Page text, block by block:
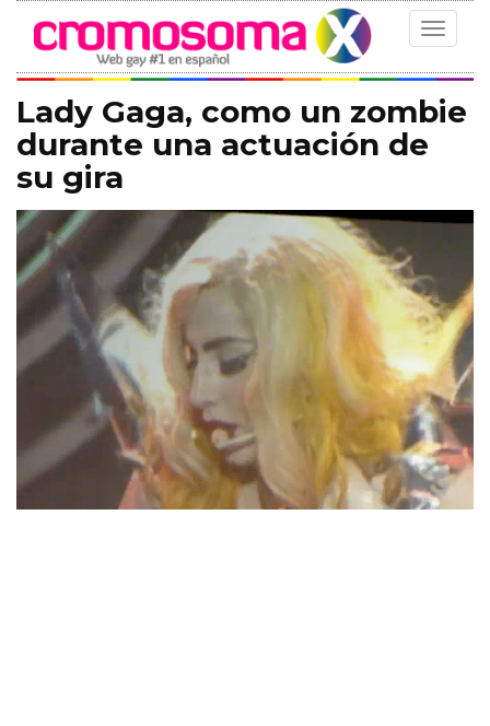
Toggle
Lady Gaga, como un zombie
durante una actuación de
su gira